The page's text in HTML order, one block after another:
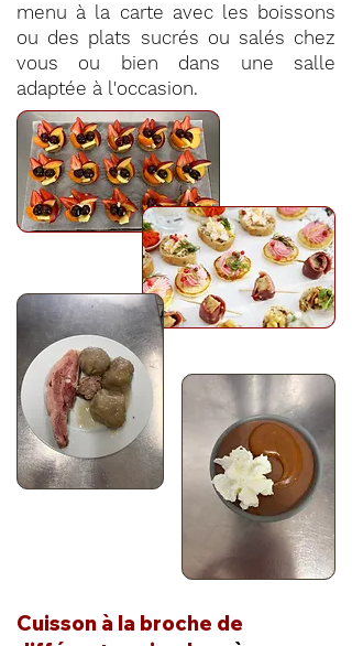
menu à la carte avec les boissons
ou des plats sucrés ou salés chez
vous ou bien dans une salle
adaptée à l'occasion.
Cuisson à la broche de